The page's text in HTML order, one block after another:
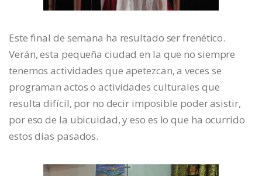
Este final de semana ha resultado ser frenético.
Verán, esta pequeña ciudad en la que no siempre
tenemos actividades que apetezcan, a veces se
programan actos o actividades culturales que
resulta difícil, por no decir imposible poder asistir,
por eso de la ubicuidad, y eso es lo que ha ocurrido
estos días pasados.